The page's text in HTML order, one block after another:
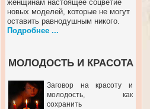
женщинам настоящее соцветие
новых моделей, которые не могут
оставить равнодушным никого.
Подробнее ...
МОЛОДОСТЬ И КРАСОТА
Заговор на красоту и
молодость, как
сохранить